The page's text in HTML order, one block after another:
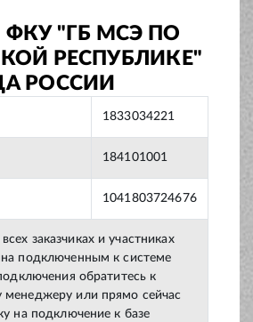
"ГБ МСЭ ПО
РЕСПУБЛИКЕ"
РОССИИ
1833034221
184101001
1041803724676
заказчиках и участниках
подключенным к системе
обратитесь к
менеджеру или прямо сейчас
на подключение к базе